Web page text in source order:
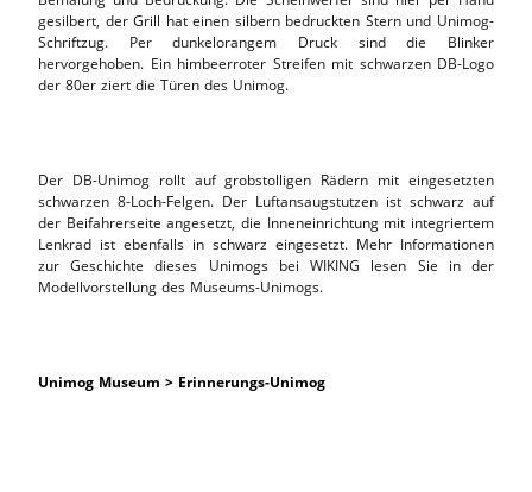
gesilbert, der Grill hat einen silbern bedruckten Stern und Unimog-
Schriftzug. Per dunkelorangem Druck sind die Blinker
hervorgehoben. Ein himbeerroter Streifen mit schwarzen DB-Logo
der 80er ziert die Türen des Unimog.
Der DB-Unimog rollt auf grobstolligen Rädern mit eingesetzten
schwarzen 8-Loch-Felgen. Der Luftansaugstutzen ist schwarz auf
der Beifahrerseite angesetzt, die Inneneinrichtung mit integriertem
Lenkrad ist ebenfalls in schwarz eingesetzt. Mehr Informationen
zur Geschichte dieses Unimogs bei WIKING lesen Sie in der
Modellvorstellung des Museums-Unimogs.
Unimog Museum > Erinnerungs-Unimog